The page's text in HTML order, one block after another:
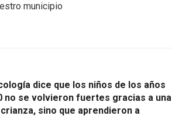
municipio
dice que los niños de los años
no se volvieron fuertes gracias a una
sino que aprendieron a